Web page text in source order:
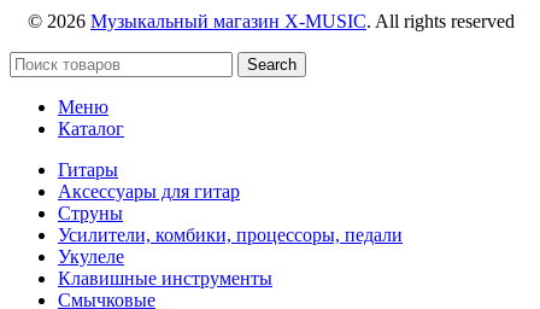
© 2026 Музыкальный магазин X-MUSIC. All rights reserved
Search
Меню
Каталог
Гитары
Аксессуары для гитар
Струны
Усилители, комбики, процессоры, педали
Укулеле
Клавишные инструменты
Смычковые